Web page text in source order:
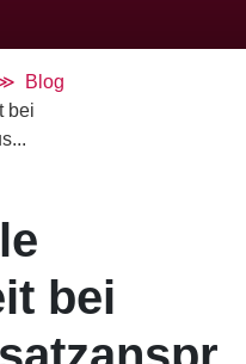
Blog
bei
bei